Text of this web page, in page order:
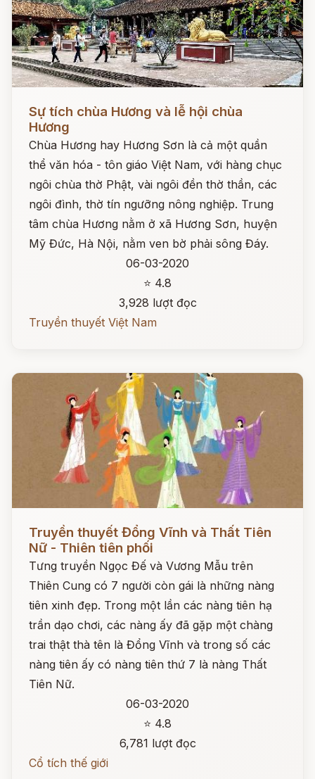
Sự tích chùa Hương và lễ hội chùa
Hương
Chùa Hương hay Hương Sơn là cả một quần
thể văn hóa - tôn giáo Việt Nam, với hàng chục
ngôi chùa thờ Phật, vài ngôi đền thờ thần, các
ngôi đình, thờ tín ngưỡng nông nghiệp. Trung
tâm chùa Hương nằm ở xã Hương Sơn, huyện
Mỹ Đức, Hà Nội, nằm ven bờ phải sông Đáy.
06-03-2020
⭐ 4.8
3,928 lượt đọc
Truyền thuyết Việt Nam
Đọc ngay
Truyền thuyết Đổng Vĩnh và Thất Tiên
Nữ - Thiên tiên phối
Tưng truyền Ngọc Đế và Vương Mẫu trên
Thiên Cung có 7 người còn gái là những nàng
tiên xinh đẹp. Trong một lần các nàng tiên hạ
trần dạo chơi, các nàng ấy đã gặp một chàng
trai thật thà tên là Đổng Vĩnh và trong số các
nàng tiên ấy có nàng tiên thứ 7 là nàng Thất
Tiên Nữ.
06-03-2020
⭐ 4.8
6,781 lượt đọc
Cổ tích thế giới